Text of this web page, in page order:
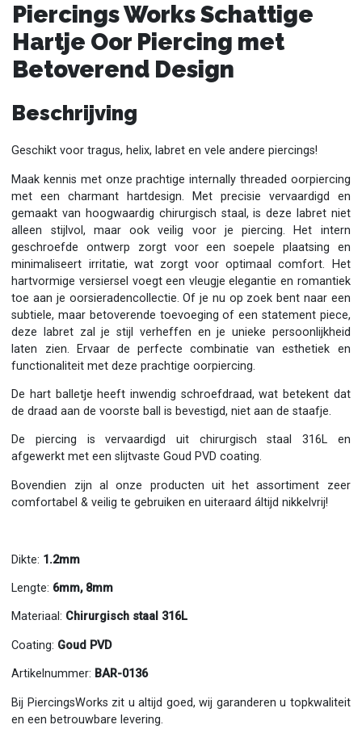
Piercings Works Schattige
Hartje Oor Piercing met
Betoverend Design
Beschrijving
Geschikt voor tragus, helix, labret en vele andere piercings!
Maak kennis met onze prachtige internally threaded oorpiercing
met een charmant hartdesign. Met precisie vervaardigd en
gemaakt van hoogwaardig chirurgisch staal, is deze labret niet
alleen stijlvol, maar ook veilig voor je piercing. Het intern
geschroefde ontwerp zorgt voor een soepele plaatsing en
minimaliseert irritatie, wat zorgt voor optimaal comfort. Het
hartvormige versiersel voegt een vleugje elegantie en romantiek
toe aan je oorsieradencollectie. Of je nu op zoek bent naar een
subtiele, maar betoverende toevoeging of een statement piece,
deze labret zal je stijl verheffen en je unieke persoonlijkheid
laten zien. Ervaar de perfecte combinatie van esthetiek en
functionaliteit met deze prachtige oorpiercing.
De hart balletje heeft inwendig schroefdraad, wat betekent dat
de draad aan de voorste ball is bevestigd, niet aan de staafje.
De piercing is vervaardigd uit chirurgisch staal 316L en
afgewerkt met een slijtvaste Goud PVD coating.
Bovendien zijn al onze producten uit het assortiment zeer
comfortabel & veilig te gebruiken en uiteraard áltijd nikkelvrij!
Dikte: 1.2mm
Lengte: 6mm, 8mm
Materiaal: Chirurgisch staal 316L
Coating: Goud PVD
Artikelnummer: BAR-0136
Bij PiercingsWorks zit u altijd goed, wij garanderen u topkwaliteit
en een betrouwbare levering.